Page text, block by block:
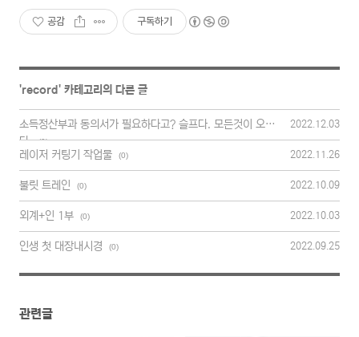
공감 구독하기
'record' 카테고리의 다른 글
소득정산부과 동의서가 필요하다고? 슬프다. 모든것이 오른
다.
(0)
2022.12.03
레이저 커팅기 작업물 (0) 2022.11.26
불릿 트레인 (0) 2022.10.09
외계+인 1부 (0) 2022.10.03
인생 첫 대장내시경 (0) 2022.09.25
관련글